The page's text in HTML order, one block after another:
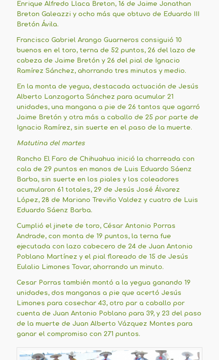
Enrique Alfredo Llaca Breton, 16 de Jaime Jonathan
Breton Galeazzi y ocho más que obtuvo de Eduardo III
Bretón Ávila.
Francisco Gabriel Arango Guarneros consiguió 10
buenos en el toro, terna de 52 puntos, 26 del lazo de
cabeza de Jaime Bretón y 26 del pial de Ignacio
Ramírez Sánchez, ahorrando tres minutos y medio.
En la monta de yegua, destacada actuación de Jesús
Alberto Lanzagorta Sánchez para acumular 21
unidades, una mangana a pie de 26 tantos que agarró
Jaime Bretón y otra más a caballo de 25 por parte de
Ignacio Ramírez, sin suerte en el paso de la muerte.
Matutina del martes
Rancho El Faro de Chihuahua inició la charreada con
cala de 29 puntos en manos de Luis Eduardo Sáenz
Barba, sin suerte en los piales y los coleadores
acumularon 61 totales, 29 de Jesús José Álvarez
López, 28 de Mariano Treviño Valdez y cuatro de Luis
Eduardo Sáenz Barba.
Cumplió el jinete de toro, César Antonio Porras
Andrade, con monta de 19 puntos, la terna fue
ejecutada con lazo cabecero de 24 de Juan Antonio
Poblano Martínez y el pial floreado de 15 de Jesús
Eulalio Limones Tovar, ahorrando un minuto.
Cesar Porras también montó a la yegua ganando 19
unidades, dos manganas a pie que acertó Jesús
Limones para cosechar 43, otro par a caballo por
cuenta de Juan Antonio Poblano para 39, y 23 del paso
de la muerte de Juan Alberto Vázquez Montes para
ganar el compromiso con 271 puntos.